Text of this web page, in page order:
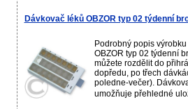
Dávkovač léků OBZOR typ 02 týdenní
Podrobný popis
OBZOR typ 02 týdenní
můžete rozdělit do
dopředu, po třech
poledne-večer).
umožňuje přehledné